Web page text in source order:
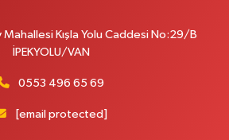
CAD.NO:29 D
Kışla Yolu Caddesi No:29/B
İPEKYOLU/VAN
0553 496 65 69
[email protected]